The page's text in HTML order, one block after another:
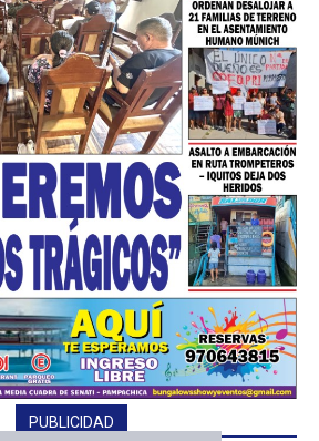
━ Planes
PUBLICIDAD